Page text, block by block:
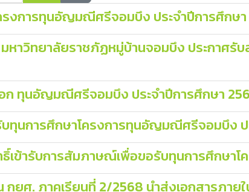
งการทุนอัญมณีศรีจอมบึง ประจำปีการศึกษ
าวิทยาลัยราชภัฏหมู่บ้านจอมบึง ประกาศ
ก ทุนอัญมณีศรีจอมบึง ประจำปีการศึกษา
ทุนการศึกษาโครงการทุนอัญมณีศรีจอมบึง ป
เข้ารับการสัมภาษณ์เพื่อขอรับทุนการศึกษ
กยศ. ภาคเรียนที่ 2/2568 นำส่งเอกสารภาย